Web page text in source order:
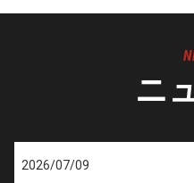
ニ
2026/07/09